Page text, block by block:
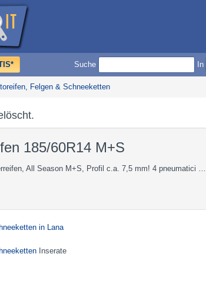
Suche In
Felgen & Schneeketten
185/60R14 M+S
All Season M+S, Profil c.a. 7,5 mm! 4 pneumatici …
in Lana
Inserate